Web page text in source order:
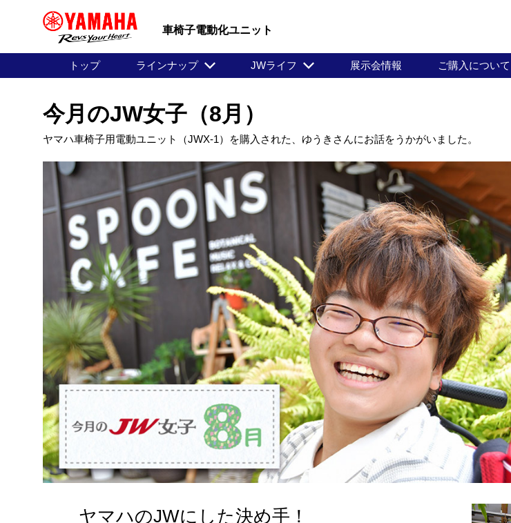
車椅子電動化ユニット
トップ ラインナップ JWライフ 展示会情報 ご購入について
今月のJW女子（8月）
ヤマハ車椅子用電動ユニット（JWX-1）を購入された、ゆうきさんにお話をうかがいました。
ヤマハのJWにした決め手！